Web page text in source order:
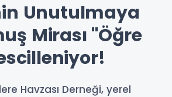
Unutulmaya
Mirası "Öğre
Havzası Derneği, yerel